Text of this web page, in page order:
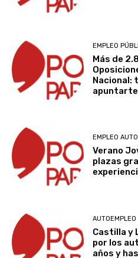
EMPLEO
Más de
Nacional:
apuntarte
EMPLEO
Verano
plazas
AUTOEMPLEO
Castilla y
por los
años y